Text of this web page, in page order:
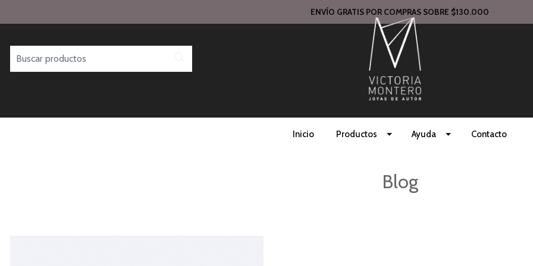
ENVÍO GRATIS POR COMPRAS SOBRE $130.000
Inicio Productos Ayuda Contacto
Blog